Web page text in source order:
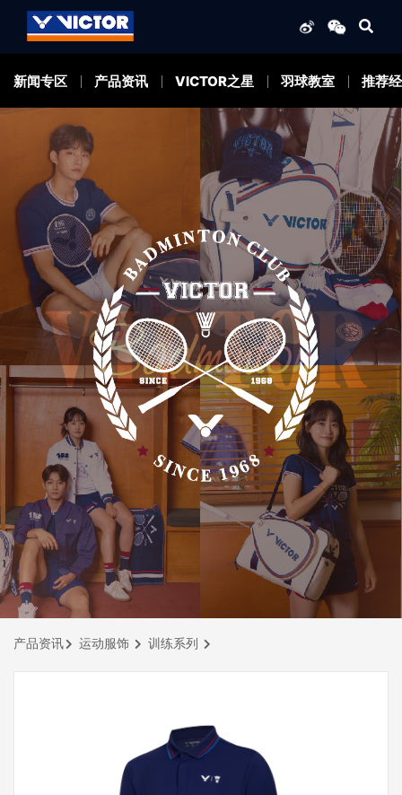
新闻专区 产品资讯 VICTOR之星 羽球教室 推荐
产品资讯 运动服饰 训练系列